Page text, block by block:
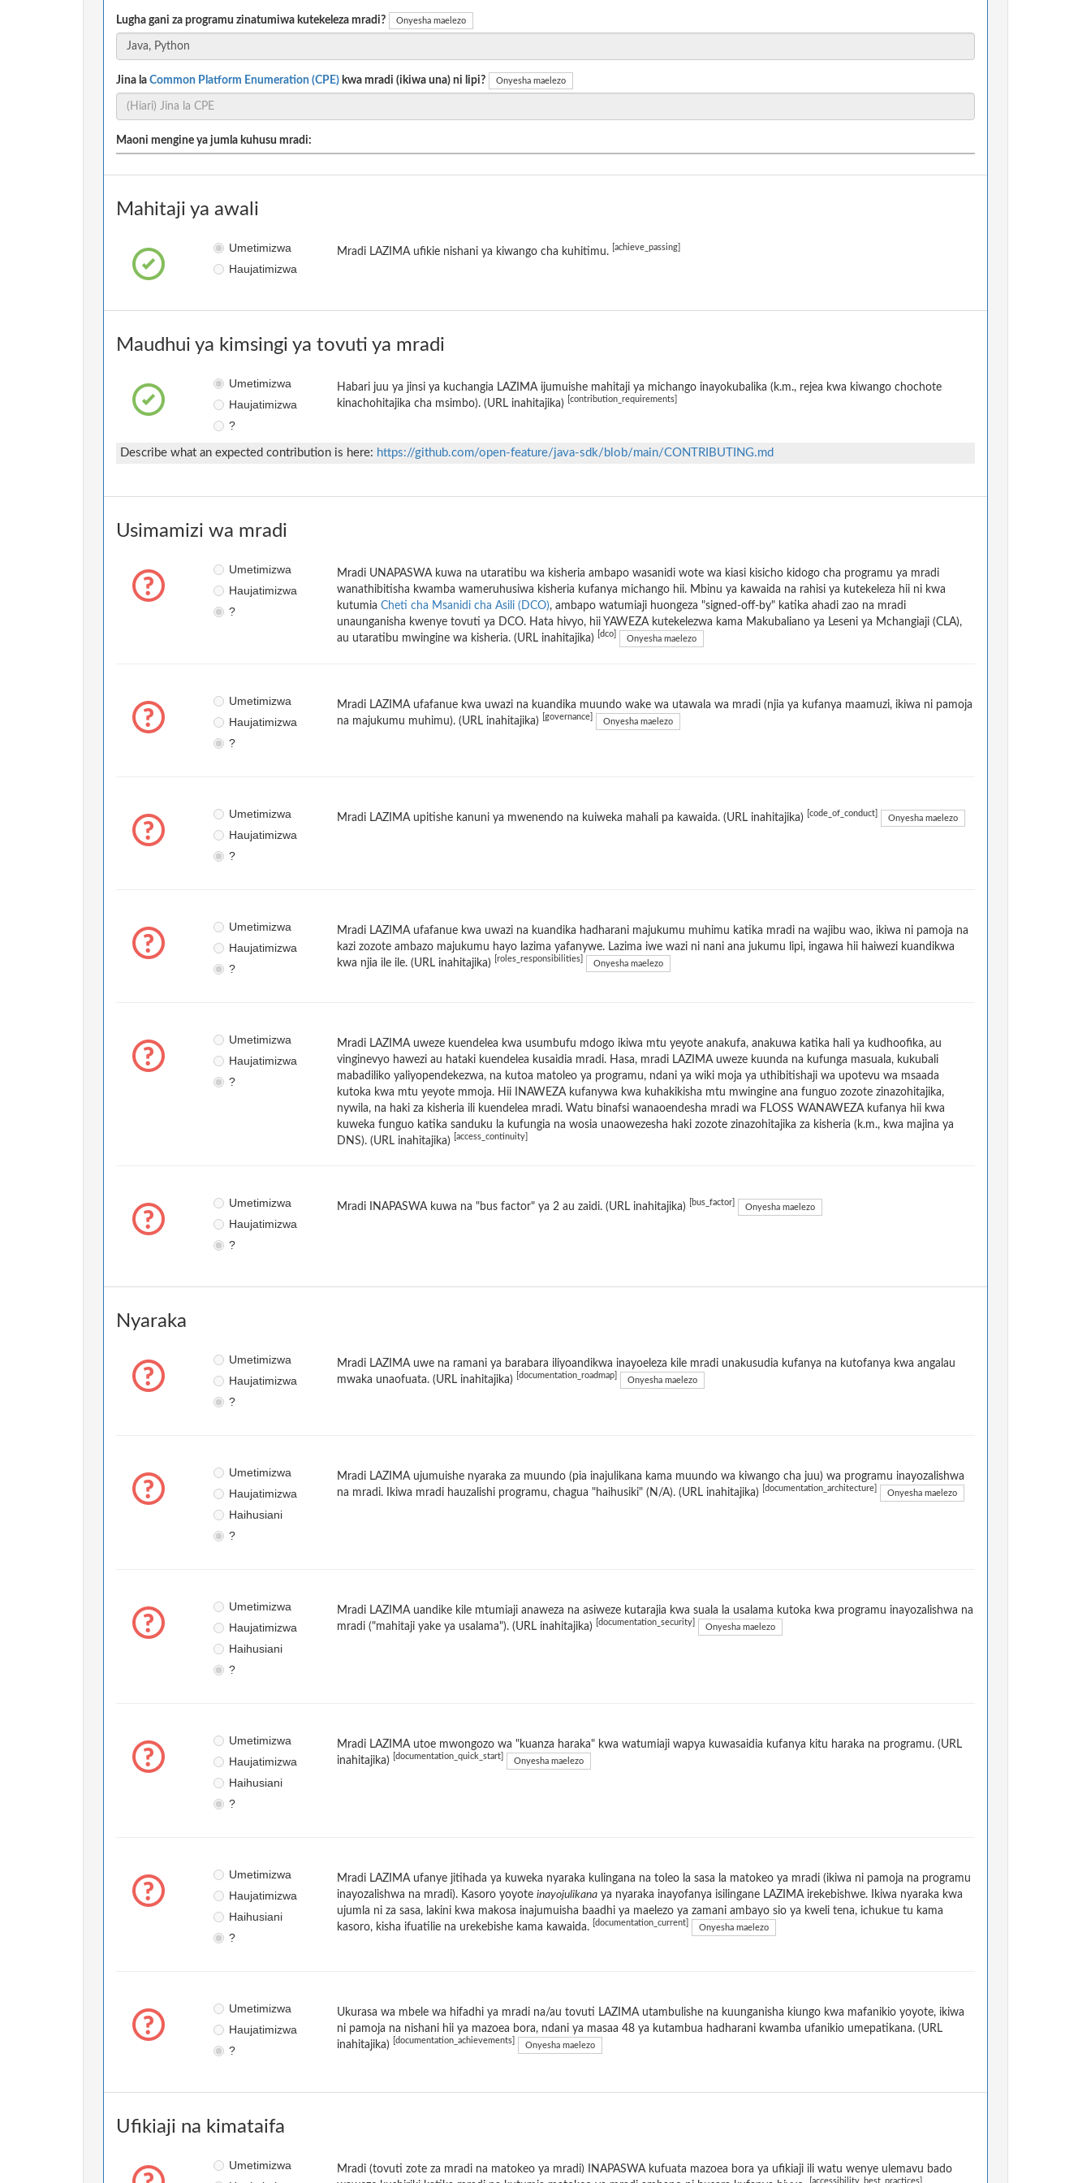
Lugha gani za programu zinatumiwa kutekeleza mradi? Onyesha maelezo
Jina la Common Platform Enumeration (CPE) kwa mradi (ikiwa una) ni lipi? Onyesha maelezo
Maoni mengine ya jumla kuhusu mradi:
Mahitaji ya awali
Umetimizwa
Haujatimizwa
Mradi LAZIMA ufikie nishani ya kiwango cha kuhitimu. [achieve_passing]
Maudhui ya kimsingi ya tovuti ya mradi
Umetimizwa
Haujatimizwa
?
Habari juu ya jinsi ya kuchangia LAZIMA ijumuishe mahitaji ya michango inayokubalika (k.m., rejea kwa kiwango chochote
kinachohitajika cha msimbo). (URL inahitajika)
[contribution_requirements]
Describe what an expected contribution is here: https://github.com/open-feature/java-sdk/blob/main/CONTRIBUTING.md
Usimamizi wa mradi
Umetimizwa
Haujatimizwa
?
Mradi UNAPASWA kuwa na utaratibu wa kisheria ambapo wasanidi wote wa kiasi kisicho kidogo cha programu ya mradi
wanathibitisha kwamba wameruhusiwa kisheria kufanya michango hii. Mbinu ya kawaida na rahisi ya kutekeleza hii ni kwa
kutumia Cheti cha Msanidi cha Asili (DCO), ambapo watumiaji huongeza "signed-off-by" katika ahadi zao na mradi
unaunganisha kwenye tovuti ya DCO. Hata hivyo, hii YAWEZA kutekelezwa kama Makubaliano ya Leseni ya Mchangiaji (CLA),
au utaratibu mwingine wa kisheria. (URL inahitajika)
[dco] Onyesha maelezo
Umetimizwa
Haujatimizwa
?
Mradi LAZIMA ufafanue kwa uwazi na kuandika muundo wake wa utawala wa mradi (njia ya kufanya maamuzi, ikiwa ni pamoja
na majukumu muhimu). (URL inahitajika)
[governance] Onyesha maelezo
Umetimizwa
Haujatimizwa
?
Mradi LAZIMA upitishe kanuni ya mwenendo na kuiweka mahali pa kawaida. (URL inahitajika) [code_of_conduct] Onyesha maelezo
Umetimizwa
Haujatimizwa
?
Mradi LAZIMA ufafanue kwa uwazi na kuandika hadharani majukumu muhimu katika mradi na wajibu wao, ikiwa ni pamoja na
kazi zozote ambazo majukumu hayo lazima yafanywe. Lazima iwe wazi ni nani ana jukumu lipi, ingawa hii haiwezi kuandikwa
kwa njia ile ile. (URL inahitajika)
[roles_responsibilities] Onyesha maelezo
Umetimizwa
Haujatimizwa
?
Mradi LAZIMA uweze kuendelea kwa usumbufu mdogo ikiwa mtu yeyote anakufa, anakuwa katika hali ya kudhoofika, au
vinginevyo hawezi au hataki kuendelea kusaidia mradi. Hasa, mradi LAZIMA uweze kuunda na kufunga masuala, kukubali
mabadiliko yaliyopendekezwa, na kutoa matoleo ya programu, ndani ya wiki moja ya uthibitishaji wa upotevu wa msaada
kutoka kwa mtu yeyote mmoja. Hii INAWEZA kufanywa kwa kuhakikisha mtu mwingine ana funguo zozote zinazohitajika,
nywila, na haki za kisheria ili kuendelea mradi. Watu binafsi wanaoendesha mradi wa FLOSS WANAWEZA kufanya hii kwa
kuweka funguo katika sanduku la kufungia na wosia unaowezesha haki zozote zinazohitajika za kisheria (k.m., kwa majina ya
DNS). (URL inahitajika)
[access_continuity]
Umetimizwa
Haujatimizwa
?
Mradi INAPASWA kuwa na "bus factor" ya 2 au zaidi. (URL inahitajika) [bus_factor] Onyesha maelezo
Nyaraka
Umetimizwa
Haujatimizwa
?
Mradi LAZIMA uwe na ramani ya barabara iliyoandikwa inayoeleza kile mradi unakusudia kufanya na kutofanya kwa angalau
mwaka unaofuata. (URL inahitajika)
[documentation_roadmap] Onyesha maelezo
Umetimizwa
Haujatimizwa
Haihusiani
?
Mradi LAZIMA ujumuishe nyaraka za muundo (pia inajulikana kama muundo wa kiwango cha juu) wa programu inayozalishwa
na mradi. Ikiwa mradi hauzalishi programu, chagua "haihusiki" (N/A). (URL inahitajika)
[documentation_architecture] Onyesha maelezo
Umetimizwa
Haujatimizwa
Haihusiani
?
Mradi LAZIMA uandike kile mtumiaji anaweza na asiweze kutarajia kwa suala la usalama kutoka kwa programu inayozalishwa na
mradi ("mahitaji yake ya usalama"). (URL inahitajika)
[documentation_security] Onyesha maelezo
Umetimizwa
Haujatimizwa
Haihusiani
?
Mradi LAZIMA utoe mwongozo wa "kuanza haraka" kwa watumiaji wapya kuwasaidia kufanya kitu haraka na programu. (URL
inahitajika)
[documentation_quick_start] Onyesha maelezo
Umetimizwa
Haujatimizwa
Haihusiani
?
Mradi LAZIMA ufanye jitihada ya kuweka nyaraka kulingana na toleo la sasa la matokeo ya mradi (ikiwa ni pamoja na programu
inayozalishwa na mradi). Kasoro yoyote inayojulikana ya nyaraka inayofanya isilingane LAZIMA irekebishwe. Ikiwa nyaraka kwa
ujumla ni za sasa, lakini kwa makosa inajumuisha baadhi ya maelezo ya zamani ambayo sio ya kweli tena, ichukue tu kama
kasoro, kisha ifuatilie na urekebishe kama kawaida.
[documentation_current] Onyesha maelezo
Umetimizwa
Haujatimizwa
?
Ukurasa wa mbele wa hifadhi ya mradi na/au tovuti LAZIMA utambulishe na kuunganisha kiungo kwa mafanikio yoyote, ikiwa
ni pamoja na nishani hii ya mazoea bora, ndani ya masaa 48 ya kutambua hadharani kwamba ufanikio umepatikana. (URL
inahitajika)
[documentation_achievements] Onyesha maelezo
Ufikiaji na kimataifa
Umetimizwa
Mradi (tovuti zote za mradi na matokeo ya mradi) INAPASWA kufuata mazoea bora ya ufikiaji ili watu wenye ulemavu bado